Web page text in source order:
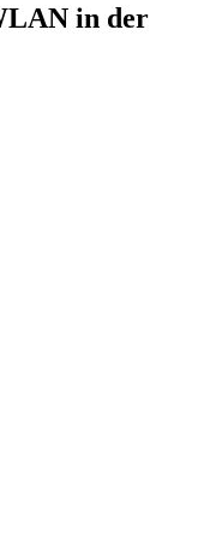
in der